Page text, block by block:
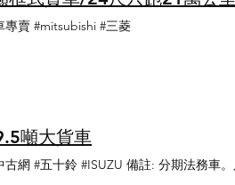
專賣 #mitsubishi #三菱
噸大貨車
網 #五十鈴 #ISUZU 備註: 分期法務車。